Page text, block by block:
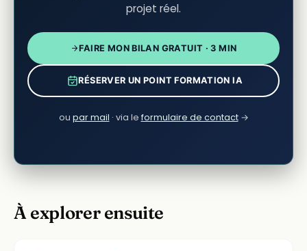
projet réel.
FAIRE MON BILAN GRATUIT · 3 MIN
RÉSERVER UN POINT FORMATION IA
ou par mail · via le formulaire de contact→
À explorer ensuite